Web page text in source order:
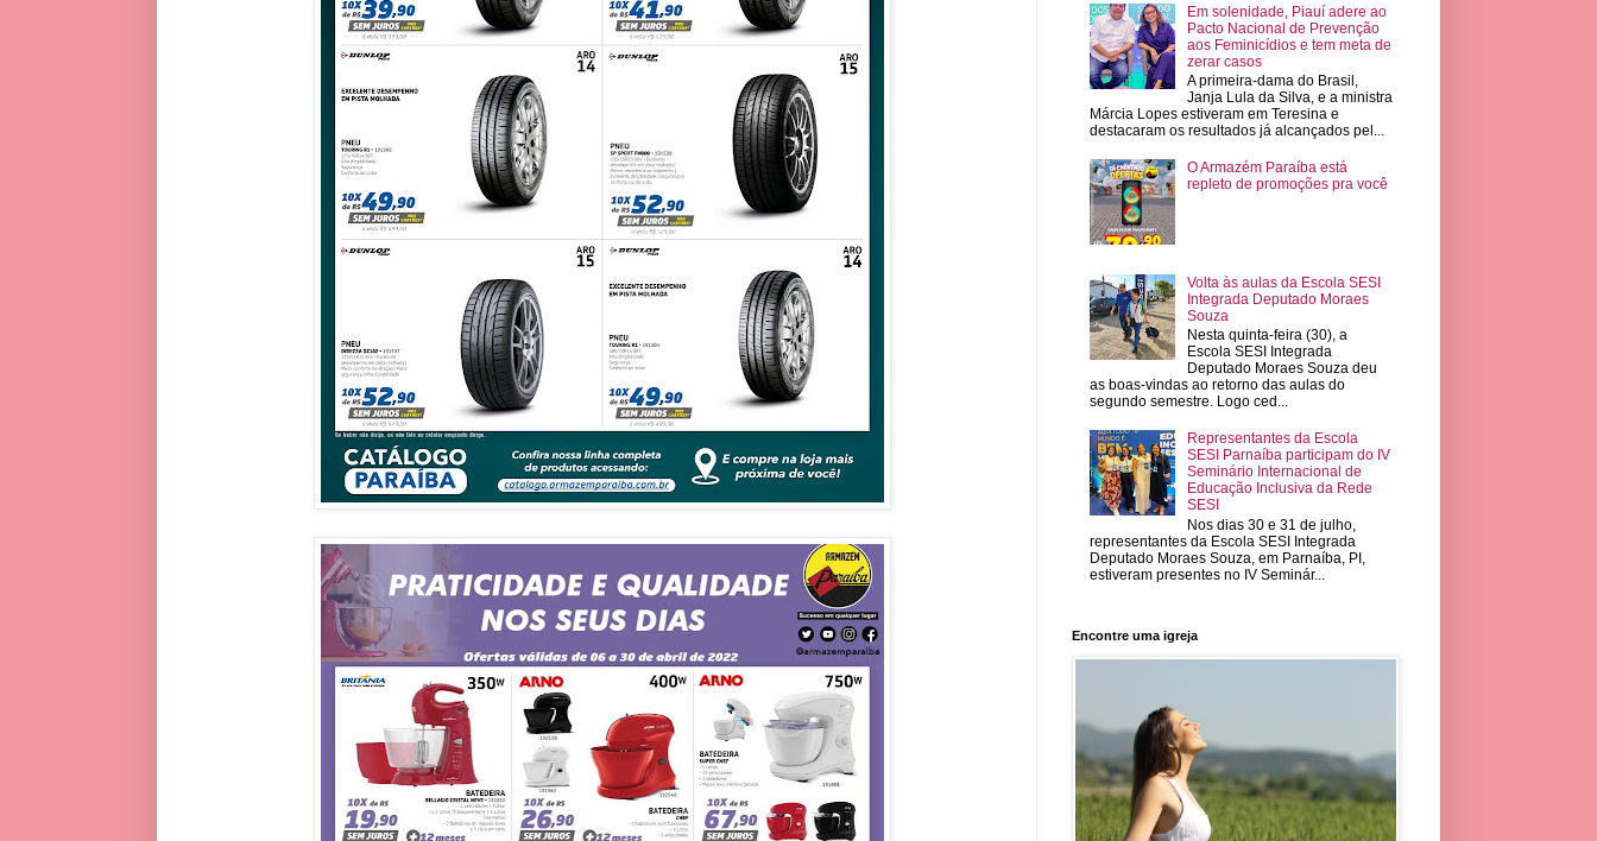
Em solenidade, Piauí adere ao
Pacto Nacional de Prevenção
aos Feminicídios e tem meta de
zerar casos
A primeira-dama do Brasil,
Janja Lula da Silva, e a ministra
Márcia Lopes estiveram em Teresina e
destacaram os resultados já alcançados pel...
O Armazém Paraíba está
repleto de promoções pra você
Volta às aulas da Escola SESI
Integrada Deputado Moraes
Souza
Nesta quinta-feira (30), a
Escola SESI Integrada
Deputado Moraes Souza deu
as boas-vindas ao retorno das aulas do
segundo semestre. Logo ced...
Representantes da Escola
SESI Parnaíba participam do IV
Seminário Internacional de
Educação Inclusiva da Rede
SESI
Nos dias 30 e 31 de julho,
representantes da Escola SESI Integrada
Deputado Moraes Souza, em Parnaíba, PI,
estiveram presentes no IV Seminár...
Encontre uma igreja